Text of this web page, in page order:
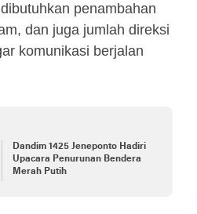
penambahan
dan juga jumlah direksi
komunikasi berjalan
Dandim 1425 Jeneponto Hadiri
Upacara Penurunan Bendera
Merah Putih